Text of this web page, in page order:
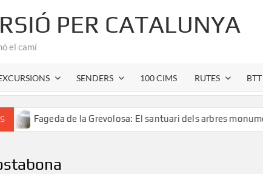
PER CATALUNYA
el camí
SENDERS 100 CIMS RUTES BTT
de la Grevolosa: El santuari dels arbres monumentals